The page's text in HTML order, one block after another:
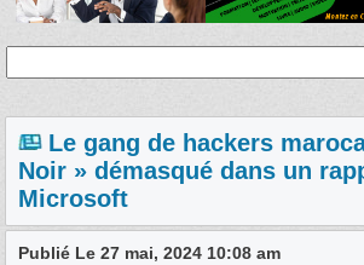
Le gang de hackers
Noir » démasqué dans un
Microsoft
Publié Le 27 mai, 2024 10:08 am